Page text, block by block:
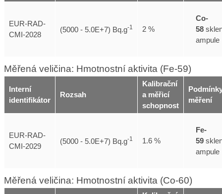
EUR-RAD-
CMI-2028
(5000 - 5.0E+7) Bq.g-1 2 %
Co-
58
ampule
Měřená veličina: Hmotnostní aktivita (Fe-59)
Interní
identifikátor
Rozsah
Kalibrační
a měřicí
schopnost
měření
EUR-RAD-
CMI-2029
(5000 - 5.0E+7) Bq.g-1 1.6 %
Fe-
59
ampule
Měřená veličina: Hmotnostní aktivita (Co-60)